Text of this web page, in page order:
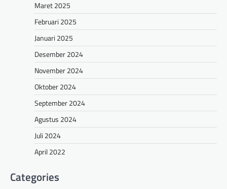
Maret 2025
Februari 2025
Januari 2025
Desember 2024
November 2024
Oktober 2024
September 2024
Agustus 2024
Juli 2024
April 2022
Categories